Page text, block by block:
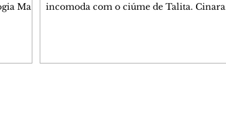
Mau
incomoda com o ciúme de Talita. Cinara